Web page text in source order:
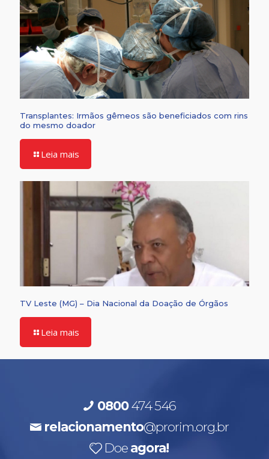
Transplantes: Irmãos gêmeos são beneficiados com rins
do mesmo doador
Leia mais
TV Leste (MG) – Dia Nacional da Doação de Órgãos
Leia mais
0800474 546
relacionamento@prorim.org.br
Doe agora!